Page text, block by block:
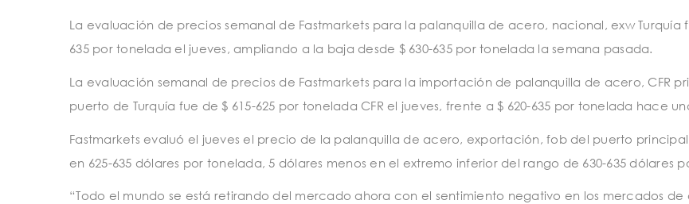
La evaluación de precios semanal de Fastmarkets para la palanquilla de acero, nacional, exw Turquía
635 por tonelada el jueves, ampliando a la baja desde $ 630-635 por tonelada la semana pasada.
La evaluación semanal de precios de Fastmarkets para la importación de palanquilla de acero, CFR
puerto de Turquía fue de $ 615-625 por tonelada CFR el jueves, frente a $ 620-635 por tonelada hace
Fastmarkets evaluó el jueves el precio de la palanquilla de acero, exportación, fob del puerto principal
en 625-635 dólares por tonelada, 5 dólares menos en el extremo inferior del rango de 630-635 dólares
“Todo el mundo se está retirando del mercado ahora con el sentimiento negativo en los mercados de